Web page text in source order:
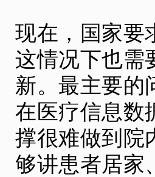
现在，国家要
这情况下也需
新。最主要的
在医疗信息数
撑很难做到院
够讲患者居家